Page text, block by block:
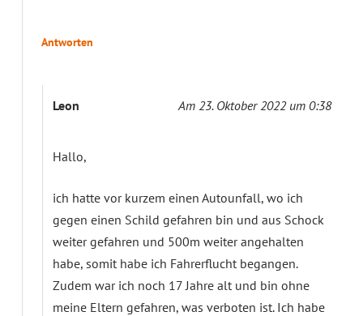
Antworten
Leon Am 23. Oktober 2022 um 0:38
Hallo,
ich hatte vor kurzem einen Autounfall, wo ich
gegen einen Schild gefahren bin und aus Schock
weiter gefahren und 500m weiter angehalten
habe, somit habe ich Fahrerflucht begangen.
Zudem war ich noch 17 Jahre alt und bin ohne
meine Eltern gefahren, was verboten ist. Ich habe